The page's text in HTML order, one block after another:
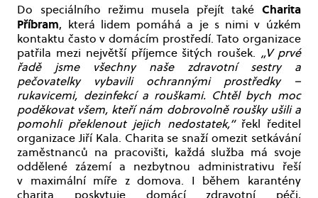
Do speciálního režimu musela přejít také Charita
Příbram, která lidem pomáhá a je s nimi v úzkém
kontaktu často v domácím prostředí. Tato organizace
patřila mezi největší příjemce šitých roušek. „V prvé
řadě jsme všechny naše zdravotní sestry a
pečovatelky vybavili ochrannými prostředky –
rukavicemi, dezinfekcí a rouškami. Chtěl bych moc
poděkovat všem, kteří nám dobrovolně roušky ušili a
pomohli překlenout jejich nedostatek,“ řekl ředitel
organizace Jiří Kala. Charita se snaží omezit setkávání
zaměstnanců na pracovišti, každá služba má svoje
oddělené zázemí a nezbytnou administrativu řeší
v maximální míře z domova. I během karantény